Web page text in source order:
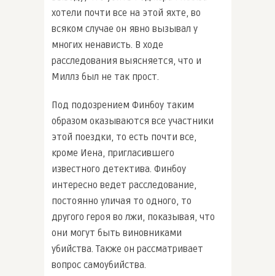
хотели почти все на этой яхте, во
всяком случае он явно вызывал у
многих ненависть. В ходе
расследования выясняется, что и
Миллз был не так прост.
Под подозрением Финбоу таким
образом оказываются все участники
этой поездки, то есть почти все,
кроме Иена, пригласившего
известного детектива. Финбоу
интересно ведет расследование,
постоянно уличая то одного, то
другого героя во лжи, показывая, что
они могут быть виновниками
убийства. Также он рассматривает
вопрос самоубийства.